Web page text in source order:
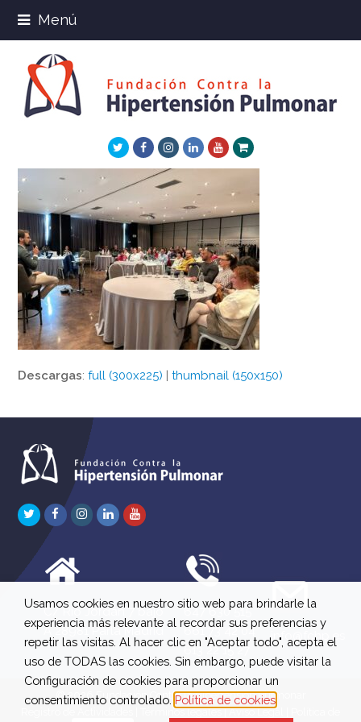
Menú
TwitterFacebookInstagram
LinkedInYoutube
Xing
Descargas:full (300x225) |thumbnail (150x150)
TwitterFacebook
Instagram
LinkedInYoutube
C/ Río Jordán 7 bajo
A 28981 Parla Madrid
647 630 515
661 73 42 04
613 22 15 27
info@fchp.es
© 2026 Fundación Contra la Hipertensión Pulmonar
Términos legales|Aviso Legal
Usamos cookies en nuestro sitio web para brindarle la
experiencia más relevante al recordar sus preferencias y
repetir las visitas. Al hacer clic en "Aceptar todo", acepta el
uso de TODAS las cookies. Sin embargo, puede visitar la
Configuración de cookies para proporcionar un
consentimiento controlado. Política de cookies